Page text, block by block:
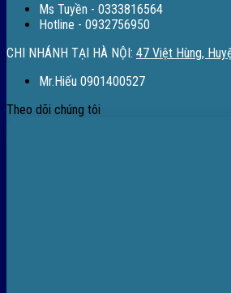
Ms Tuyền - 0333816564
Hotline - 0932756950
CHI NHÁNH TẠI HÀ NỘI: 47 Việt Hùng,
Mr.Hiếu 0901400527
Theo dõi chúng tôi